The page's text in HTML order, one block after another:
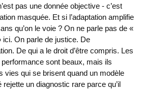
pas une donnée objective - c’est
masquée. Et si l’adaptation amplifie
qu’on le voie ? On ne parle pas de «
ici. On parle de justice. De
De qui a le droit d’être compris. Les
sont beaux, mais ils
vies qui se brisent quand un modèle
rejette un diagnostic rare parce qu’il